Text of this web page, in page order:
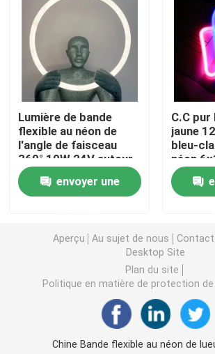
Lumière de bande au néon de LED
lumière de bande flexible au néon
Lumière de bande au néon de
lumière menée d'épi
Lumière linéaire d'horizon
Sous la lumière de bande du Cabinet
Lumière de bijoux de LED
Lumière de bande
flexible au néon de
l'angle de faisceau
360° 10W 24V autour
du néon de lumière de
tube de silicone mené
envoyer une
C.C pur
jaune
bleu-
néon
bande
Aperçu Au sujet de nous
Desktop Site
Plan du site
Politique en matière de protection de
Chine Bande flexible au néon de